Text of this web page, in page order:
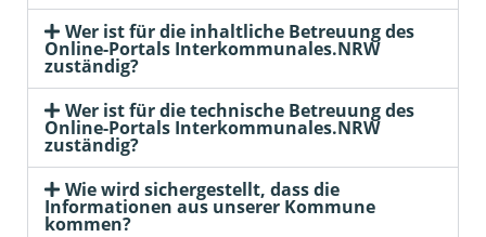
Wer ist für die inhaltliche Betreuung des
Online-Portals Interkommunales.NRW
zuständig?
Wer ist für die technische Betreuung des
Online-Portals Interkommunales.NRW
zuständig?
Wie wird sichergestellt, dass die
Informationen aus unserer Kommune
kommen?